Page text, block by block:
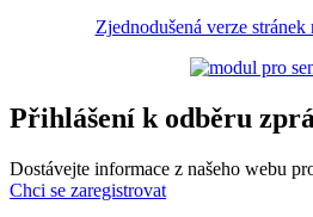
Zjednodušená verze
Přihlášení k odběru
Dostávejte informace z našeho webu
Chci se zaregistrovat